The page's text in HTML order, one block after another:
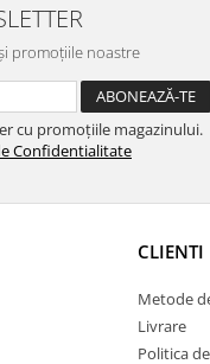
promoțiile noastre
cu promoțiile magazinului.
Confidentialitate
CLIENTI
Metode
Livrare
Politica